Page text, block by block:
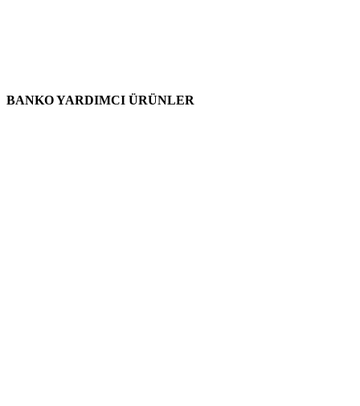
BANKO YARDIMCI ÜRÜNLER